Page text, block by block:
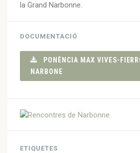
la Grand Narbonne.
DOCUMENTACIÓ
PONÈNCIA MAX VIVES-
NARBONE
ETIQUETES